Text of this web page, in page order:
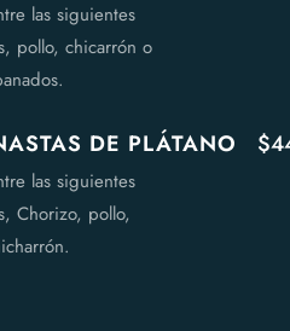
las siguientes
pollo, chicarrón o
DE PLÁTANO
las siguientes
Chorizo, pollo,